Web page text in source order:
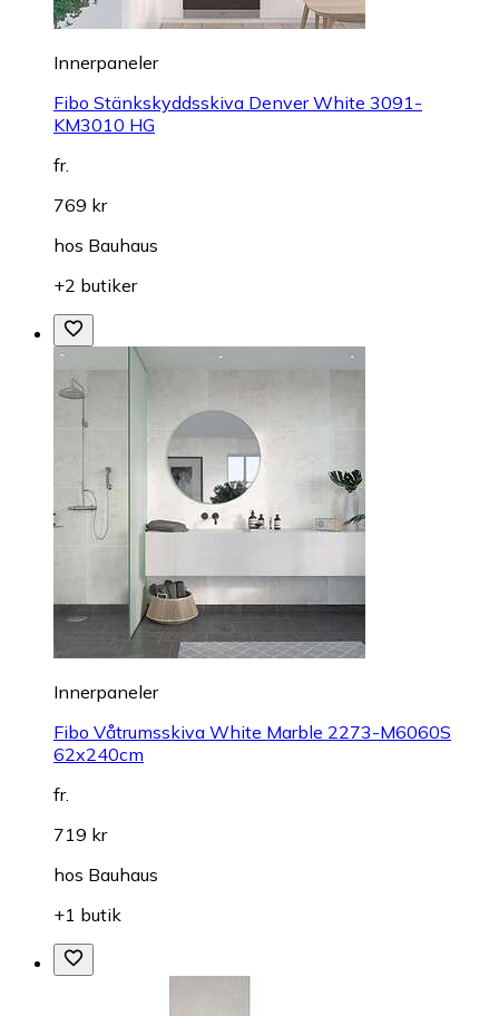
Innerpaneler
Fibo Stänkskyddsskiva Denver White 3091-
KM3010 HG
fr.
769 kr
hos Bauhaus
+2 butiker
Innerpaneler
Fibo Våtrumsskiva White Marble 2273-M6060S
62x240cm
fr.
719 kr
hos Bauhaus
+1 butik